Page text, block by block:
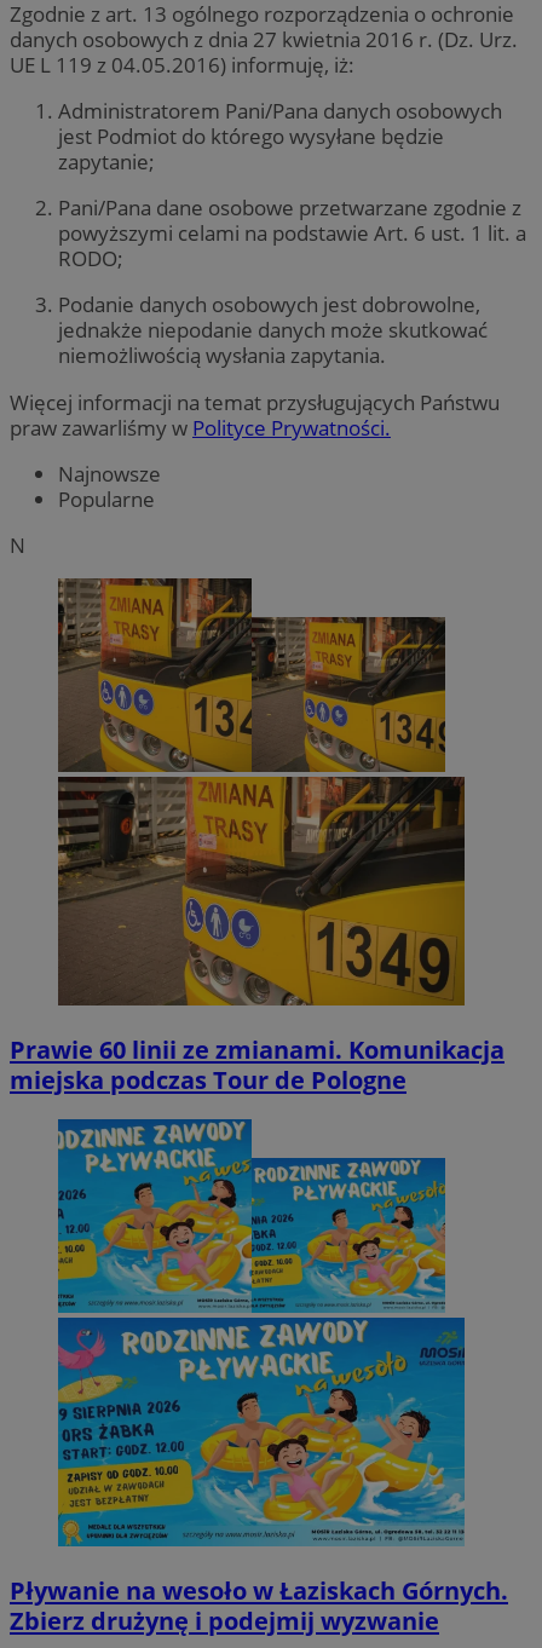
Zgodnie z art. 13 ogólnego rozporządzenia o ochronie
danych osobowych z dnia 27 kwietnia 2016 r. (Dz. Urz.
UE L 119 z 04.05.2016) informuję, iż:
Administratorem Pani/Pana danych osobowych
jest Podmiot do którego wysyłane będzie
zapytanie;
Pani/Pana dane osobowe przetwarzane zgodnie z
powyższymi celami na podstawie Art. 6 ust. 1 lit. a
RODO;
Podanie danych osobowych jest dobrowolne,
jednakże niepodanie danych może skutkować
niemożliwością wysłania zapytania.
Więcej informacji na temat przysługujących Państwu
praw zawarliśmy w Polityce Prywatności.
Najnowsze
Popularne
N
Prawie 60 linii ze zmianami. Komunikacja
miejska podczas Tour de Pologne
Pływanie na wesoło w Łaziskach Górnych.
Zbierz drużynę i podejmij wyzwanie